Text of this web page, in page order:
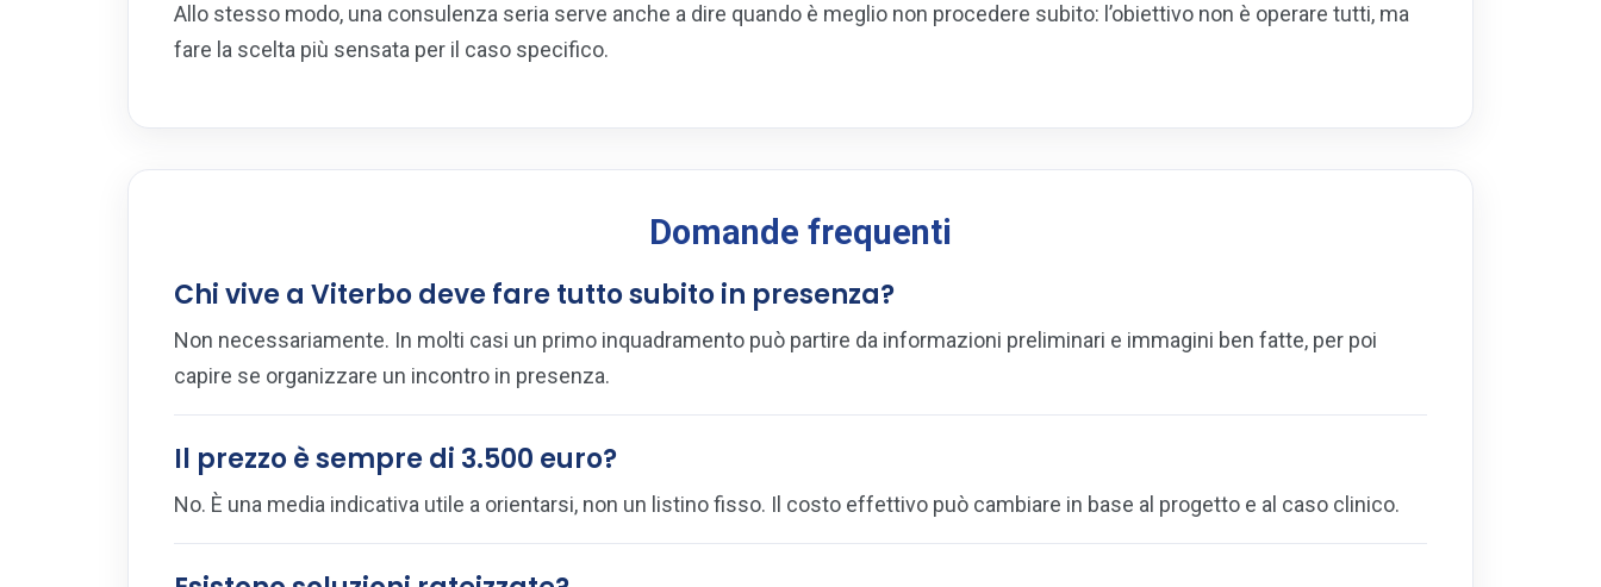
Allo stesso modo, una consulenza seria serve anche a dire quando è meglio non procedere subito: l’obiettivo non è operare tutti, ma
fare la scelta più sensata per il caso specifico.
Domande frequenti
Chi vive a Viterbo deve fare tutto subito in presenza?
Non necessariamente. In molti casi un primo inquadramento può partire da informazioni preliminari e immagini ben fatte, per poi
capire se organizzare un incontro in presenza.
Il prezzo è sempre di 3.500 euro?
No. È una media indicativa utile a orientarsi, non un listino fisso. Il costo effettivo può cambiare in base al progetto e al caso clinico.